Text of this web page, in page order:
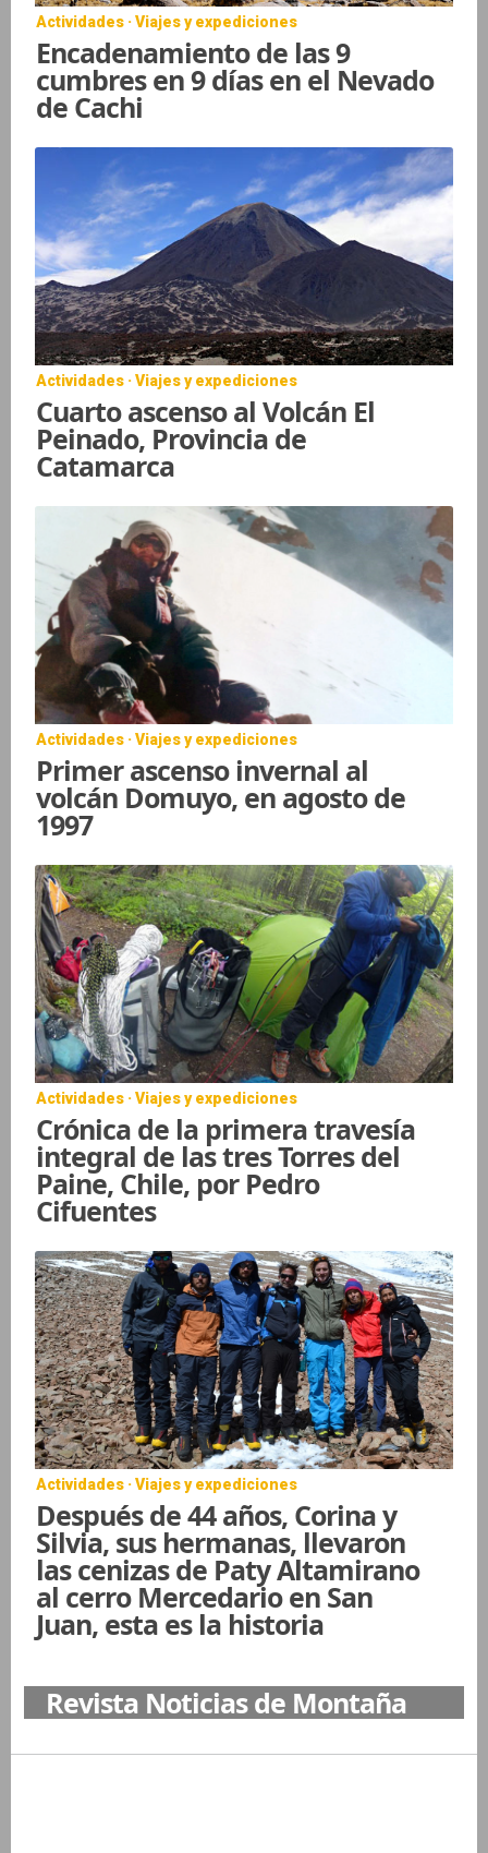
Actividades · Viajes y expediciones
Encadenamiento de las 9
cumbres en 9 días en el Nevado
de Cachi
Actividades · Viajes y expediciones
Cuarto ascenso al Volcán El
Peinado, Provincia de
Catamarca
Actividades · Viajes y expediciones
Primer ascenso invernal al
volcán Domuyo, en agosto de
1997
Actividades · Viajes y expediciones
Crónica de la primera travesía
integral de las tres Torres del
Paine, Chile, por Pedro
Cifuentes
Actividades · Viajes y expediciones
Después de 44 años, Corina y
Silvia, sus hermanas, llevaron
las cenizas de Paty Altamirano
al cerro Mercedario en San
Juan, esta es la historia
Revista Noticias de Montaña